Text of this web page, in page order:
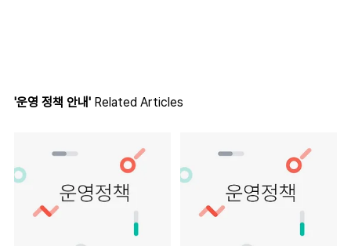
'운영 정책 안내' Related Articles